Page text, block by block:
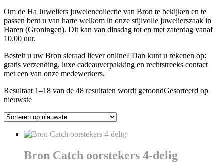
Om de Ha Juweliers juwelencollectie van Bron te bekijken en te
passen bent u van harte welkom in onze stijlvolle juwelierszaak in
Haren (Groningen). Dit kan van dinsdag tot en met zaterdag vanaf
10.00 uur.
Bestelt u uw Bron sieraad liever online? Dan kunt u rekenen op:
gratis verzending, luxe cadeauverpakking en rechtstreeks contact
met een van onze medewerkers.
Resultaat 1–18 van de 48 resultaten wordt getoondGesorteerd op
nieuwste
Bron Catch oorstekers 4-delig